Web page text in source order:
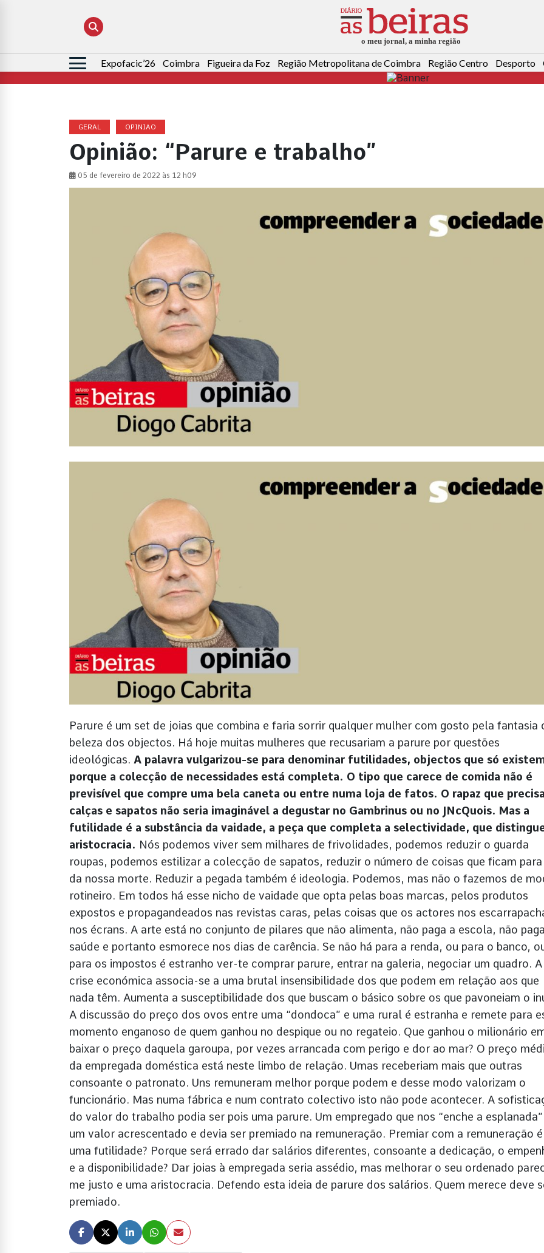
Pesquisar
por:
Expofacic’26 Coimbra Figueira da Foz Região Metropolitana de Coimbra Região Centro Desporto
GERAL OPINIAO
Opinião: “Parure e trabalho”
05 de fevereiro de 2022 às 12 h09
Parure é um set de joias que combina e faria sorrir qualquer mulher com gosto pela fantasia
beleza dos objectos. Há hoje muitas mulheres que recusariam a parure por questões
ideológicas. A palavra vulgarizou-se para denominar futilidades, objectos que só
porque a colecção de necessidades está completa. O tipo que carece de comida não é
previsível que compre uma bela caneta ou entre numa loja de fatos. O rapaz que
calças e sapatos não seria imaginável a degustar no Gambrinus ou no JNcQuois. Mas a
futilidade é a substância da vaidade, a peça que completa a selectividade, que
aristocracia. Nós podemos viver sem milhares de frivolidades, podemos reduzir o guarda
roupas, podemos estilizar a colecção de sapatos, reduzir o número de coisas que ficam
da nossa morte. Reduzir a pegada também é ideologia. Podemos, mas não o fazemos de
rotineiro. Em todos há esse nicho de vaidade que opta pelas boas marcas, pelos produtos
expostos e propagandeados nas revistas caras, pelas coisas que os actores nos
nos écrans. A arte está no conjunto de pilares que não alimenta, não paga a escola, não
saúde e portanto esmorece nos dias de carência. Se não há para a renda, ou para o banco,
para os impostos é estranho ver-te comprar parure, entrar na galeria, negociar um quadro. A
crise económica associa-se a uma brutal insensibilidade dos que podem em relação aos que
nada têm. Aumenta a susceptibilidade dos que buscam o básico sobre os que pavoneiam o
A discussão do preço dos ovos entre uma “dondoca” e uma rural é estranha e remete para
momento enganoso de quem ganhou no despique ou no regateio. Que ganhou o milionário
baixar o preço daquela garoupa, por vezes arrancada com perigo e dor ao mar? O preço
da empregada doméstica está neste limbo de relação. Umas receberiam mais que outras
consoante o patronato. Uns remuneram melhor porque podem e desse modo valorizam o
funcionário. Mas numa fábrica e num contrato colectivo isto não pode acontecer. A
do valor do trabalho podia ser pois uma parure. Um empregado que nos “enche a
um valor acrescentado e devia ser premiado na remuneração. Premiar com a remuneração é
uma futilidade? Porque será errado dar salários diferentes, consoante a dedicação, o
e a disponibilidade? Dar joias à empregada seria assédio, mas melhorar o seu ordenado
me justo e uma aristocracia. Defendo esta ideia de parure dos salários. Quem merece deve
premiado.